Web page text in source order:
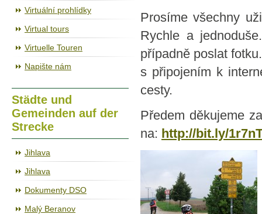
Virtuální prohlídky
Virtual tours
Virtuelle Touren
Napište nám
Städte und
Gemeinden auf der
Strecke
Jihlava
Jihlava
Dokumenty DSO
Malý Beranov
Prosíme všechny
Rychle a
případně poslat
s připojením k
cesty.
Předem děkujeme
na: http://bit.ly/